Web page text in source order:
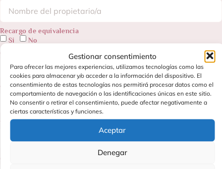
Gestionar consentimiento
Para ofrecer las mejores experiencias, utilizamos tecnologías como las
cookies para almacenar y/o acceder a la información del dispositivo. El
consentimiento de estas tecnologías nos permitirá procesar datos como el
comportamiento de navegación o las identificaciones únicas en este sitio.
No consentir o retirar el consentimiento, puede afectar negativamente a
ciertas características y funciones.
Aceptar
Denegar
Recargo de equivalencia
Si
No
Correo electrónico
Teléfono
Página web